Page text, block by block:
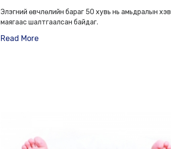
Элэгний өвчлөлийн бараг 50 хувь нь амьдралын хэв
маягаас шалтгаалсан байдаг.
Read More